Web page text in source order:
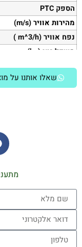
הספק PTC
מהירות אוויר(m/s)
נפח אוויר(
m^3/h )
משקל נטו (kg)
גובה התקנה
שאלו אותנו על